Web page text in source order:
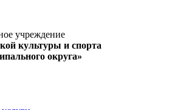
учреждение
культуры и спорта
округа»